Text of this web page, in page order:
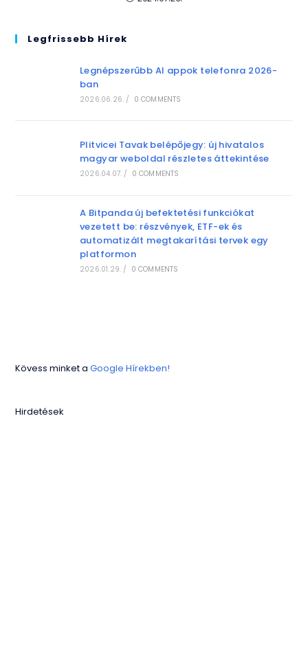
Legfrissebb Hírek
Legnépszerűbb AI appok telefonra 2026-
ban
2026.06.26. / 0 COMMENTS
Plitvicei Tavak belépőjegy: új hivatalos
magyar weboldal részletes áttekintése
2026.04.07. / 0 COMMENTS
A Bitpanda új befektetési funkciókat
vezetett be: részvények, ETF-ek és
automatizált megtakarítási tervek egy
platformon
2026.01.29. / 0 COMMENTS
Kövess minket aGoogle Hírekben!
Hirdetések